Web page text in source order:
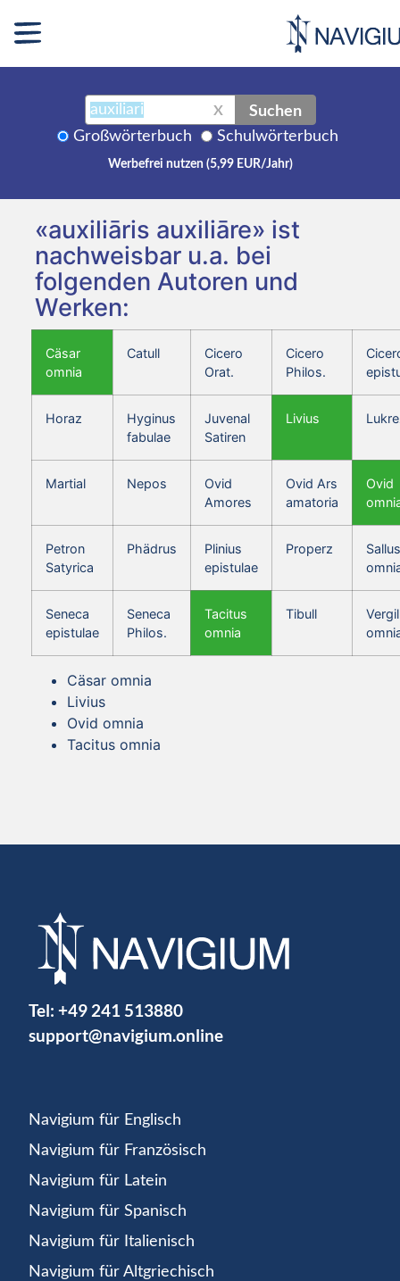
X Suchen
Großwörterbuch Schulwörterbuch
Werbefrei nutzen (5,99 EUR/Jahr)
«auxiliāris auxiliāre» ist
nachweisbar u.a. bei
folgenden Autoren und
Werken:
Cäsar
omnia
Catull
Cicero
Orat.
Cicero
Philos.
Horaz
Hyginus
fabulae
Juvenal
Satiren
Livius
Martial Nepos
Ovid
Amores
Ovid Ars
amatoria
Ovid
Petron
Satyrica
Phädrus
Plinius
epistulae
Properz
Seneca
epistulae
Seneca
Philos.
Tacitus
omnia
Tibull
Vergil
Cäsar omnia
Livius
Ovid omnia
Tacitus omnia
Tel: +49 241 513880
support@navigium.online
Navigium für Englisch
Navigium für Französisch
Navigium für Latein
Navigium für Spanisch
Navigium für Italienisch
Navigium für Altgriechisch